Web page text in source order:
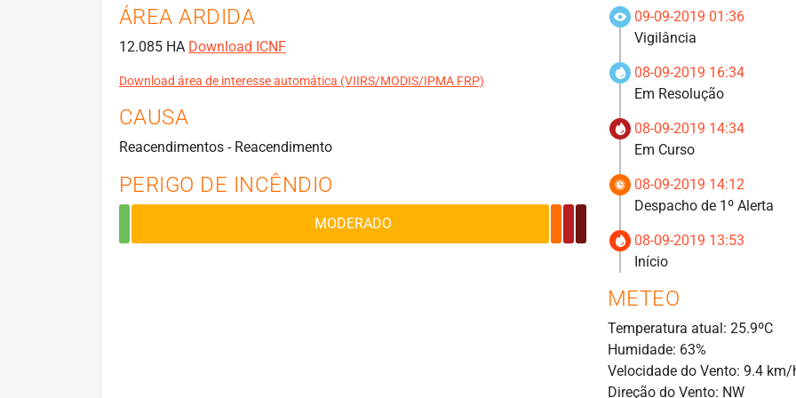
ÁREA ARDIDA
12.085 HA Download ICNF
Download área de interesse automática (VIIRS/MODIS/IPMA FRP)
CAUSA
Reacendimentos - Reacendimento
PERIGO DE INCÊNDIO
09-09-2019 01:36
Vigilância
08-09-2019 16:34
Em Resolução
08-09-2019 14:34
Em Curso
08-09-2019 14:12
Despacho de 1º Alerta
08-09-2019 13:53
Início
METEO
Temperatura atual: 25.9ºC
Humidade: 63%
Velocidade do Vento: 9.4 km/
Direção do Vento: NW